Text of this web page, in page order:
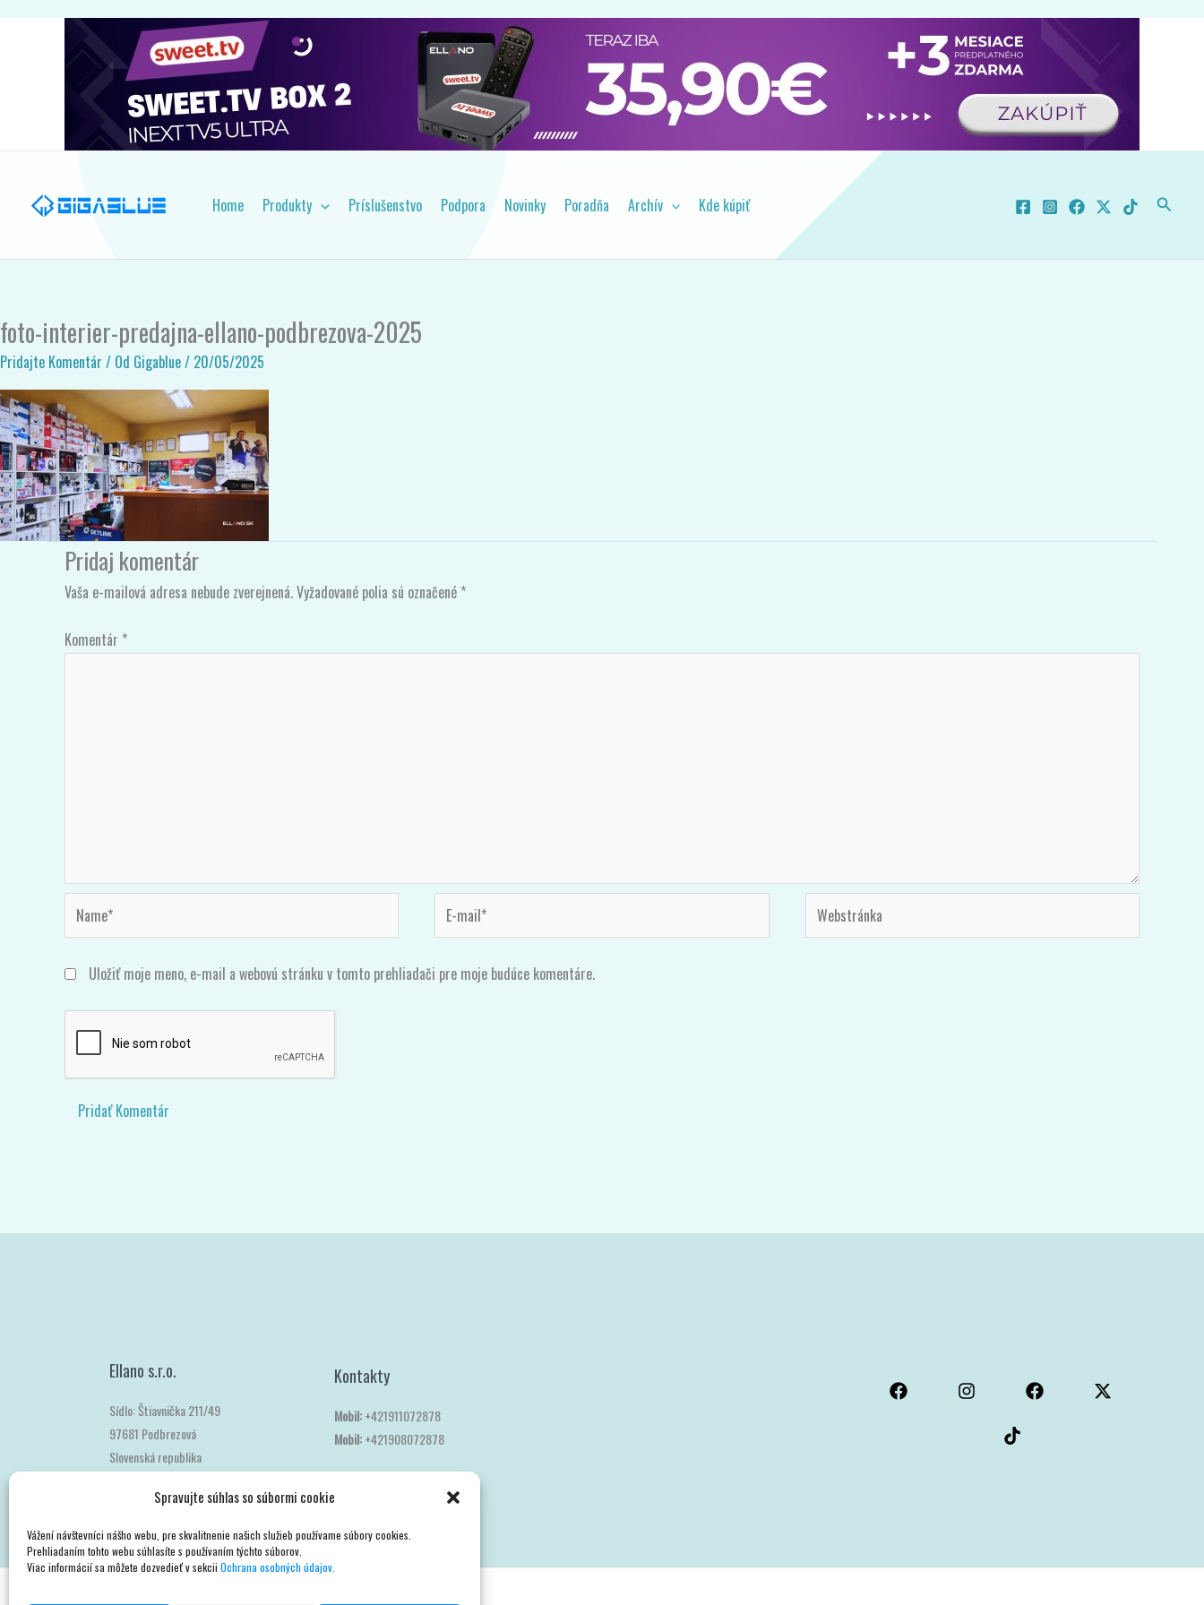
Spravujte súhlas so súbormi cookie
Vážení návštevníci nášho webu, pre skvalitnenie našich služieb používame súbory cookies.
Prehliadaním tohto webu súhlasíte s používaním týchto súborov.
Viac informácií sa môžete dozvedieť v sekcii Ochrana osobných údajov.
Home Produkty Príslušenstvo Podpora Novinky Poradňa Archív Kde kúpiť Hľadať
foto-interier-predajna-ellano-podbrezova-2025
Pridajte Komentár / Od Gigablue/ 20/05/2025
Pridaj komentár
Vaša e-mailová adresa nebude zverejnená.Vyžadované polia sú označené *
Komentár *
Name* Webstránka
Uložiť moje meno, e-mail a webovú stránku v tomto prehliadači pre moje budúce komentáre.
Ellano s.r.o.
Sídlo: Štiavnička 211/49
97681 Podbrezová
Slovenská republika
Kontakty
Mobil:+421911072878
Mobil:+421908072878
Copyright © 2026satelity.ellano.sk